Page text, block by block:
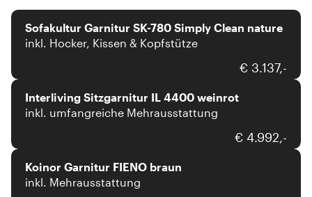
Sofakultur Garnitur SK-780 Simply Clean nature
inkl. Hocker, Kissen & Kopfstütze
€ 3.137,-
Interliving
Interliving Sitzgarnitur IL 4400 weinrot
inkl. umfangreiche Mehrausstattung
€ 4.992,-
Koinor
Koinor Garnitur FIENO braun
inkl. Mehrausstattung